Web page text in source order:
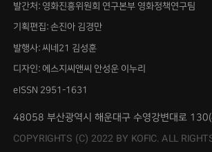
발간처: 영화진흥위원회 연구본부 영화정책연구팀
기획편집: 손진아 김경만
발행사: 씨네21 김성훈
디자인: 에스지씨앤씨 안성운 이누리
eISSN 2951-1631
48058 부산광역시 해운대구 수영강변대로
COPYRIGHTS (C) 2022 BY KOFIC. ALL